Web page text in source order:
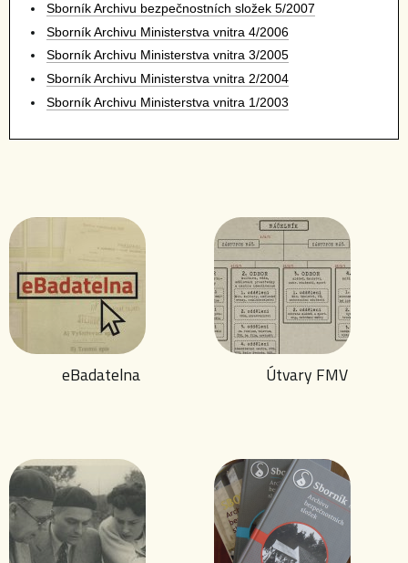
Sborník Archivu bezpečnostních složek 5/2007
Sborník Archivu Ministerstva vnitra 4/2006
Sborník Archivu Ministerstva vnitra 3/2005
Sborník Archivu Ministerstva vnitra 2/2004
Sborník Archivu Ministerstva vnitra 1/2003
eBadatelna Útvary FMV